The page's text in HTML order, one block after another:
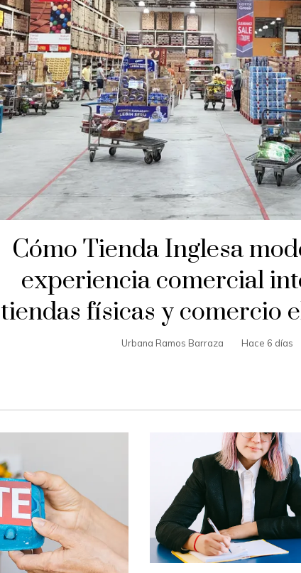
Cómo Tienda Inglesa
experiencia comercial
tiendas físicas y comercio
Urbana Ramos Barraza Hace 6 días